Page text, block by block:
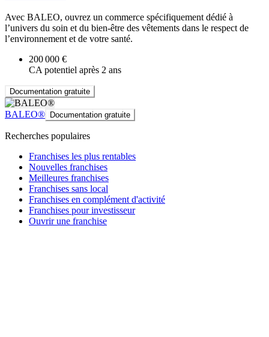
Avec BALEO, ouvrez un commerce spécifiquement dédié à
l’univers du soin et du bien-être des vêtements dans le respect de
l’environnement et de votre santé.
200 000 €
CA potentiel après 2 ans
Documentation gratuite
BALEO® Documentation gratuite
Recherches populaires
Franchises les plus rentables
Nouvelles franchises
Meilleures franchises
Franchises sans local
Franchises en complément d'activité
Franchises pour investisseur
Ouvrir une franchise